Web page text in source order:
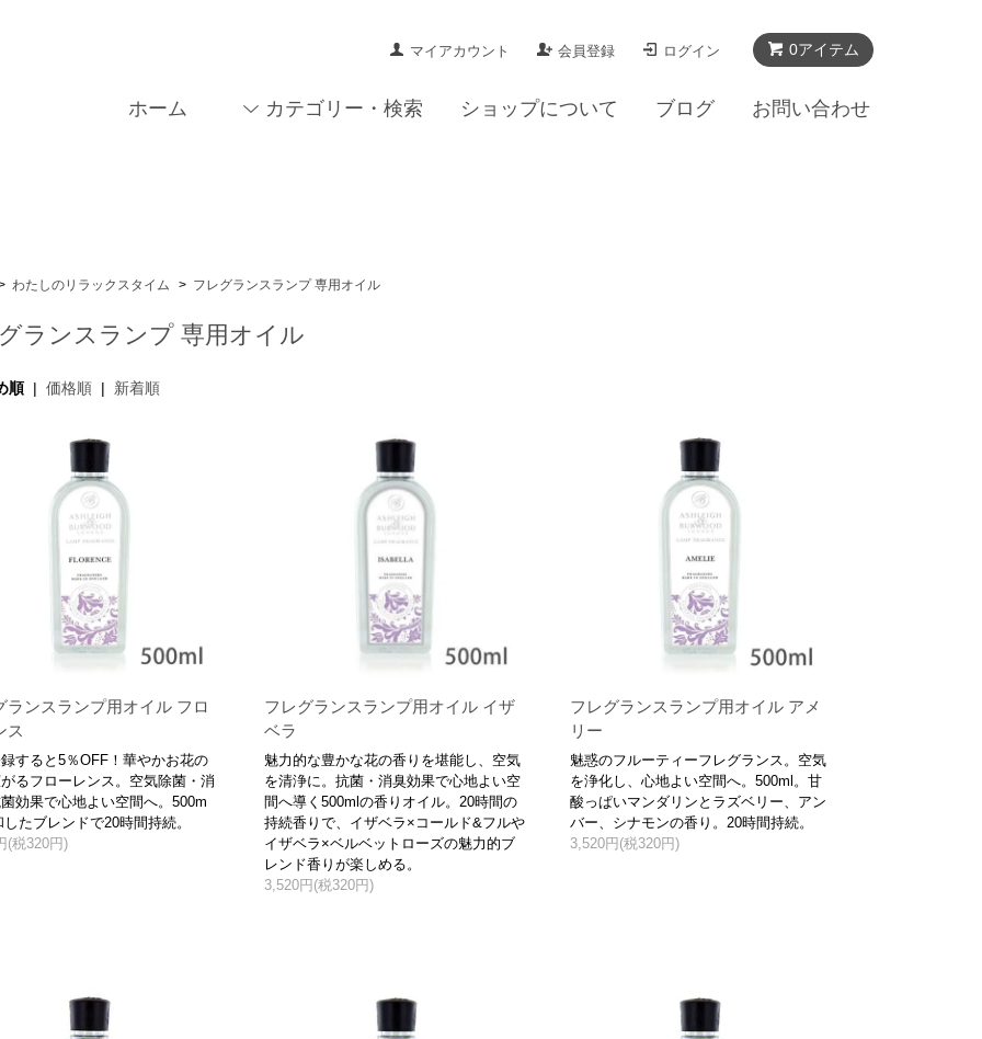
0アイテム
マイアカウント 会員登録 ログイン
ホーム カテゴリー・検索 ショップについて ブログ お問い合わせ
わたしのリラックスタイム > フレグランスランプ 専用オイル
ランスランプ 専用オイル
順| 価格順| 新着順
ランスランプ用オイル フロ
ス
すると5％OFF！華やかお花の
るフローレンス。空気除菌・消
効果で心地よい空間へ。500m
したブレンドで20時間持続。
(税320円)
フレグランスランプ用オイル イザ
ベラ
魅力的な豊かな花の香りを堪能し、空気
を清浄に。抗菌・消臭効果で心地よい空
間へ導く500mlの香りオイル。20時間の
持続香りで、イザベラ×コールド&フルや
イザベラ×ベルベットローズの魅力的ブ
レンド香りが楽しめる。
3,520円(税320円)
フレグランスランプ用オイル アメ
リー
魅惑のフルーティーフレグランス。空気
を浄化し、心地よい空間へ。500ml。甘
酸っぱいマンダリンとラズベリー、アン
バー、シナモンの香り。20時間持続。
3,520円(税320円)